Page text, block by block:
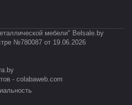
мебели" Belsale.by
№780087 от 19.06.2026
- colabaweb.com